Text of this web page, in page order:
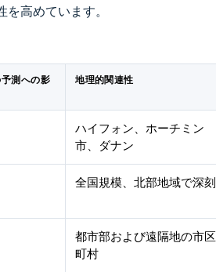
高めています。
予測への影
地理的関連性
ハイフォン、ホーチミン
市、ダナン
全国規模、北部地域で深刻
都市部および遠隔地の市区
町村